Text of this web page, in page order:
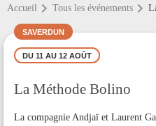
Accueil Tous les événements
SAVERDUN
DU 11 AU 12 AOÛT
La Méthode Bolino
La compagnie Andjaï et Laurent